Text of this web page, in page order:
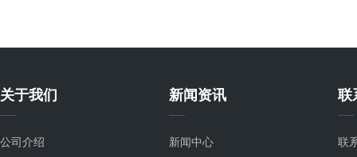
关于我们
公司介绍
新闻资讯
新闻中心
联
联